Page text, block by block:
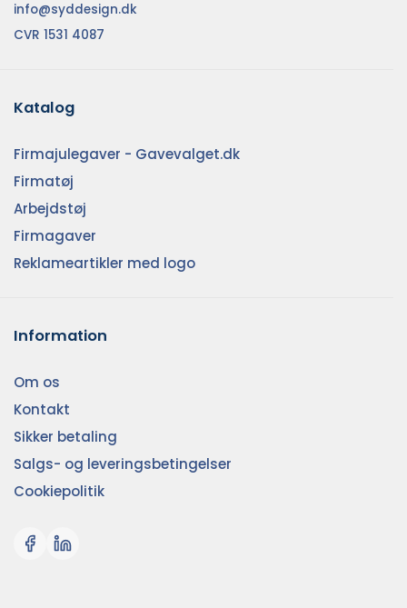
info@syddesign.dk
CVR 1531 4087
Katalog
Firmajulegaver - Gavevalget.dk
Firmatøj
Arbejdstøj
Firmagaver
Reklameartikler med logo
Information
Om os
Kontakt
Sikker betaling
Salgs- og leveringsbetingelser
Cookiepolitik